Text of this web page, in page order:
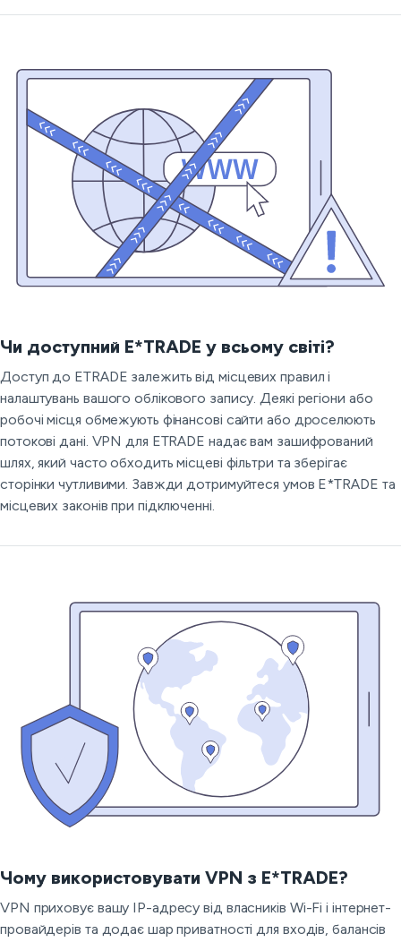
Чи доступний E*TRADE у всьому світі?
Доступ до ETRADE залежить від місцевих правил і
налаштувань вашого облікового запису. Деякі регіони або
робочі місця обмежують фінансові сайти або дроселюють
потокові дані. VPN для ETRADE надає вам зашифрований
шлях, який часто обходить місцеві фільтри та зберігає
сторінки чутливими. Завжди дотримуйтеся умов E*TRADE та
місцевих законів при підключенні.
Чому використовувати VPN з E*TRADE?
VPN приховує вашу IP-адресу від власників Wi-Fi і інтернет-
провайдерів та додає шар приватності для входів, балансів